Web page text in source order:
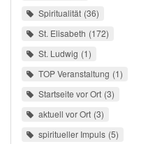
Spiritualität 36
St. Elisabeth 172
St. Ludwig 1
TOP Veranstaltung 1
Startseite vor Ort 3
aktuell vor Ort 3
spiritueller Impuls 5